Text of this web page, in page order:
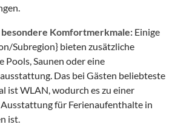
Komfortmerkmale: Einige
Subregion} bieten zusätzliche
Saunen oder eine
Das bei Gästen beliebteste
ist WLAN, wodurch es zu einer
für Ferienaufenthalte in
ist.